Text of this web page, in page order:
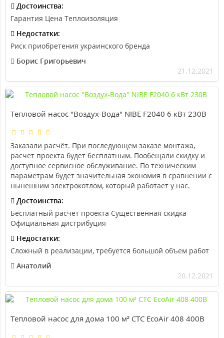
Достоинства:
Гарантия Цена Теплоизоляция
Недостатки:
Риск приобретения украинского бренда
Борис Григорьевич
21.12.2021
Тепловой насос "Воздух-Вода" NIBE F2040 6 кВт 230В
Заказали расчёт. При последующем заказе монтажа,
расчет проекта будет бесплатным. Пообещали скидку и
доступное сервисное обслуживание. По техническим
параметрам будет значительная экономия в сравнении с
нынешним электрокотлом, который работает у нас.
Достоинства:
Бесплатный расчет проекта Существенная скидка
Официальная дистрибуция
Недостатки:
Сложный в реализации, требуется большой объем работ
Анатолий
20.12.2021
Тепловой насос для дома 100 м² CTC EcoAir 408 400B